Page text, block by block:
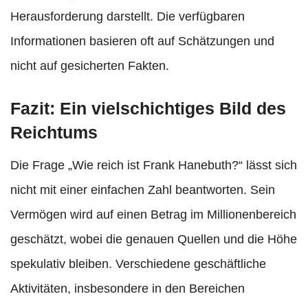
Herausforderung darstellt. Die verfügbaren
Informationen basieren oft auf Schätzungen und
nicht auf gesicherten Fakten.
Fazit: Ein vielschichtiges Bild des
Reichtums
Die Frage „Wie reich ist Frank Hanebuth?“ lässt sich
nicht mit einer einfachen Zahl beantworten. Sein
Vermögen wird auf einen Betrag im Millionenbereich
geschätzt, wobei die genauen Quellen und die Höhe
spekulativ bleiben. Verschiedene geschäftliche
Aktivitäten, insbesondere in den Bereichen